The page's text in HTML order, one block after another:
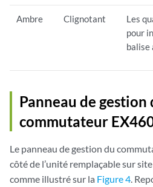
Ambre Clignotant
Les
pour
balise
Panneau de gestion
commutateur
Le panneau de gestion du
côté de l’unité remplaçable sur
comme illustré sur la Figure 4.